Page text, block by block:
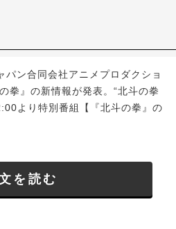
ン合同会社アニメプロダクショ
拳』の新情報が発表。“北斗の拳
より特別番組【『北斗の拳』の
を読む